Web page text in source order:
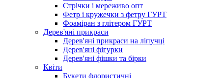
Стрічки і мереживо опт
Фетр і кружечки з фетру ГУРТ
Фоаміран з глітером ГУРТ
Дерев'яні прикраси
Дерев'яні прикраси на ліпучці
Дерев'яні фігурки
Дерев'яні фішки та бірки
Квіти
Букети флористичні